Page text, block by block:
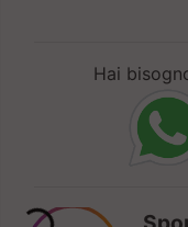
Hai